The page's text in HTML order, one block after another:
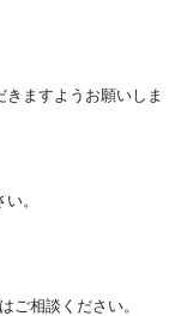
ますようお願いしま
。
ご相談ください。